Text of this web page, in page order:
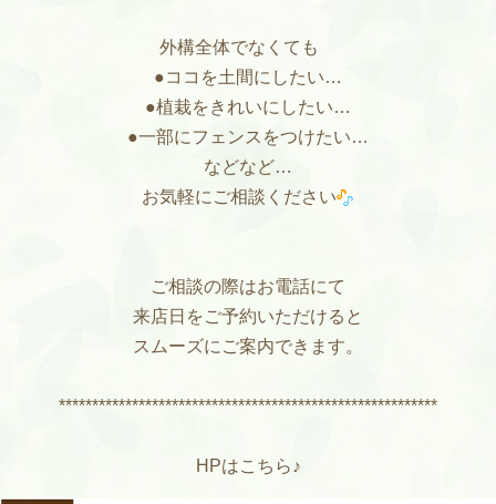
外構全体でなくても
●ココを土間にしたい…
●植栽をきれいにしたい…
●一部にフェンスをつけたい…
などなど…
お気軽にご相談ください
ご相談の際はお電話にて
来店日をご予約いただけると
スムーズにご案内できます。
*********************************************************
HPはこちら♪